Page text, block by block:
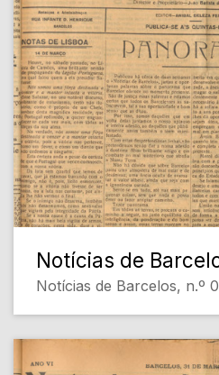
Notícias de
Notícias de Barcelos, n.º